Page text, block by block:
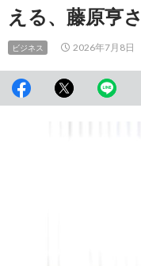
える、藤原亨
ビジネス 2026年7月8日